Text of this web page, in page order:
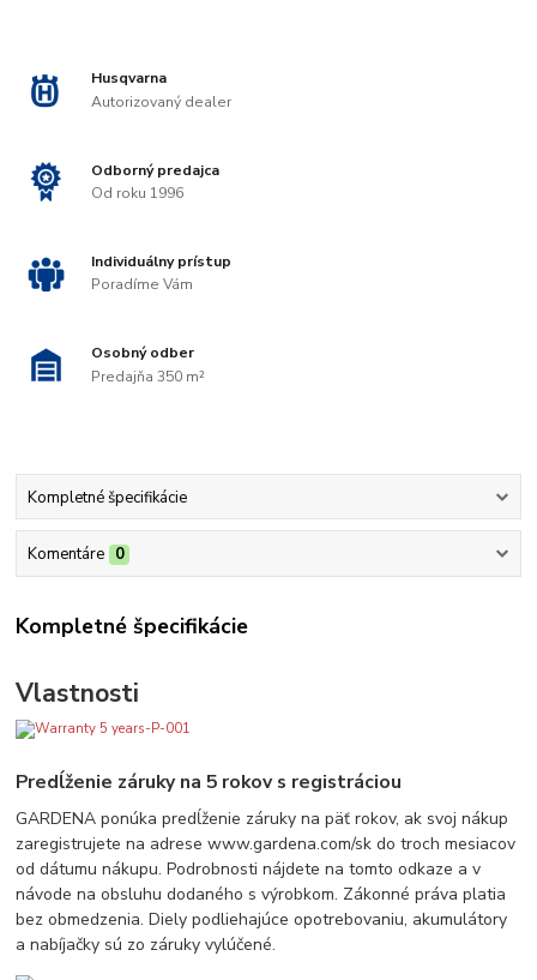
Husqvarna
Autorizovaný dealer
Odborný predajca
Od roku 1996
Individuálny prístup
Poradíme Vám
Osobný odber
Predajňa 350 m²
Kompletné špecifikácie
Komentáre 0
Kompletné špecifikácie
Vlastnosti
Predĺženie záruky na 5 rokov s registráciou
GARDENA ponúka predĺženie záruky na päť rokov, ak svoj nákup
zaregistrujete na adrese www.gardena.com/sk do troch mesiacov
od dátumu nákupu. Podrobnosti nájdete na tomto odkaze a v
návode na obsluhu dodaného s výrobkom. Zákonné práva platia
bez obmedzenia. Diely podliehajúce opotrebovaniu, akumulátory
a nabíjačky sú zo záruky vylúčené.